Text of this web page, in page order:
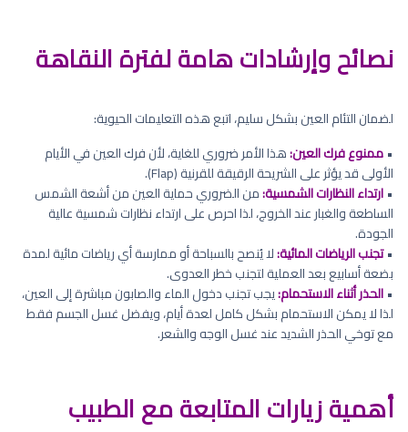
نصائح وإرشادات هامة لفترة النقاهة
لضمان التئام العين بشكل سليم، اتبع هذه التعليمات الحيوية:
•ممنوع فرك العين:هذا الأمر ضروري للغاية، لأن فرك العين في الأيام
الأولى قد يؤثر على الشريحة الرقيقة للقرنية (Flap).
•ارتداء النظارات الشمسية:من الضروري حماية العين من أشعة الشمس
الساطعة والغبار عند الخروج، لذا احرص على ارتداء نظارات شمسية عالية
الجودة.
•تجنب الرياضات المائية:لا يُنصح بالسباحة أو ممارسة أي رياضات مائية لمدة
بضعة أسابيع بعد العملية لتجنب خطر العدوى.
•الحذر أثناء الاستحمام:يجب تجنب دخول الماء والصابون مباشرة إلى العين،
لذا لا يمكن الاستحمام بشكل كامل لعدة أيام، ويفضل غسل الجسم فقط
مع توخي الحذر الشديد عند غسل الوجه والشعر.
أهمية زيارات المتابعة مع الطبيب